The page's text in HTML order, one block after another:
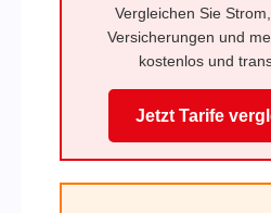
Vergleichen Sie Strom,
Versicherungen und
kostenlos und
Jetzt Tarife